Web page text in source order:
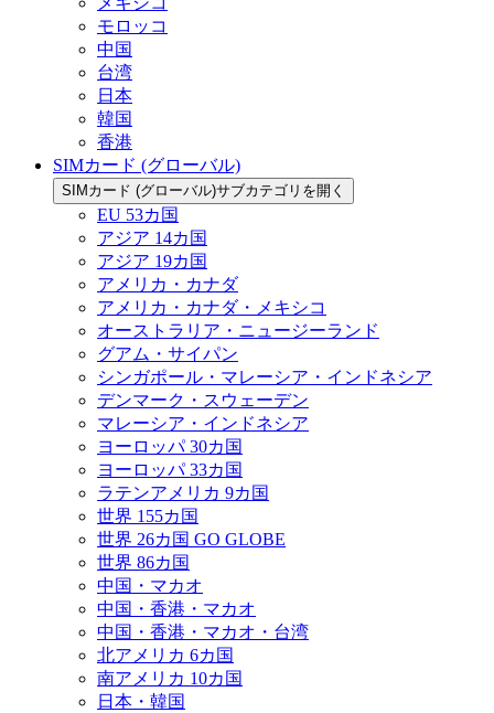
モロッコ
中国
台湾
日本
韓国
香港
SIMカード (グローバル)
SIMカード (グローバル)サブカテゴリを開く
EU 53カ国
アジア 14カ国
アジア 19カ国
アメリカ・カナダ
アメリカ・カナダ・メキシコ
オーストラリア・ニュージーランド
グアム・サイパン
シンガポール・マレーシア・インドネシア
デンマーク・スウェーデン
マレーシア・インドネシア
ヨーロッパ 30カ国
ヨーロッパ 33カ国
ラテンアメリカ 9カ国
世界 155カ国
世界 26カ国 GO GLOBE
世界 86カ国
中国・マカオ
中国・香港・マカオ
中国・香港・マカオ・台湾
北アメリカ 6カ国
南アメリカ 10カ国
日本・韓国